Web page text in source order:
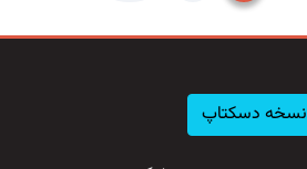
نسخه دسکتاپ